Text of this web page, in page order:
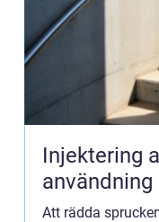
Injektering av
Att rädda